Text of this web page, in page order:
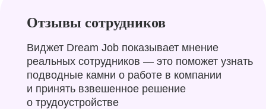
Отзывы сотрудников
Виджет Dream Job показывает мнение
реальных сотрудников — это поможет узнать
подводные камни о работе в компании
и принять взвешенное решение
о трудоустройстве